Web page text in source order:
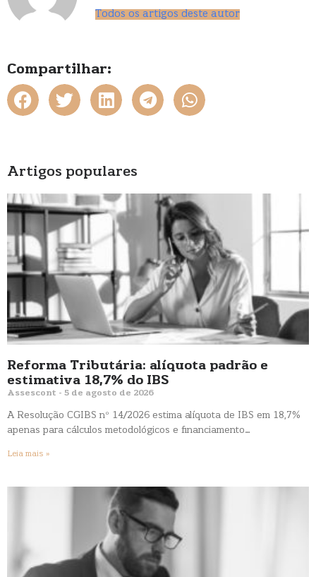
Todos os artigos deste autor
Compartilhar:
Artigos populares
Reforma Tributária: alíquota padrão e
estimativa 18,7% do IBS
Assescont 5 de agosto de 2026
A Resolução CGIBS nº 14/2026 estima alíquota de IBS em 18,7%
apenas para cálculos metodológicos e financiamento…
Leia mais »